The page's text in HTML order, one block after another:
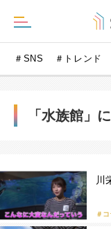
＃SNS ＃トレンド
「水族館」
川
＃